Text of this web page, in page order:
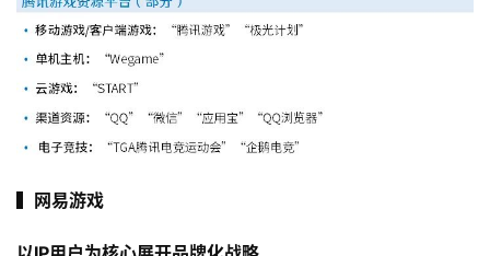
▍网易游戏